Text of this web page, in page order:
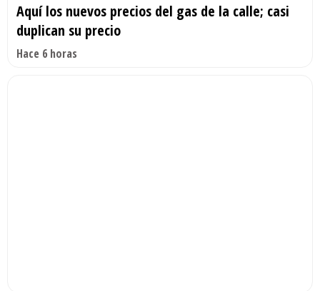
Aquí los nuevos precios del gas de la calle; casi
duplican su precio
Hace 6 horas